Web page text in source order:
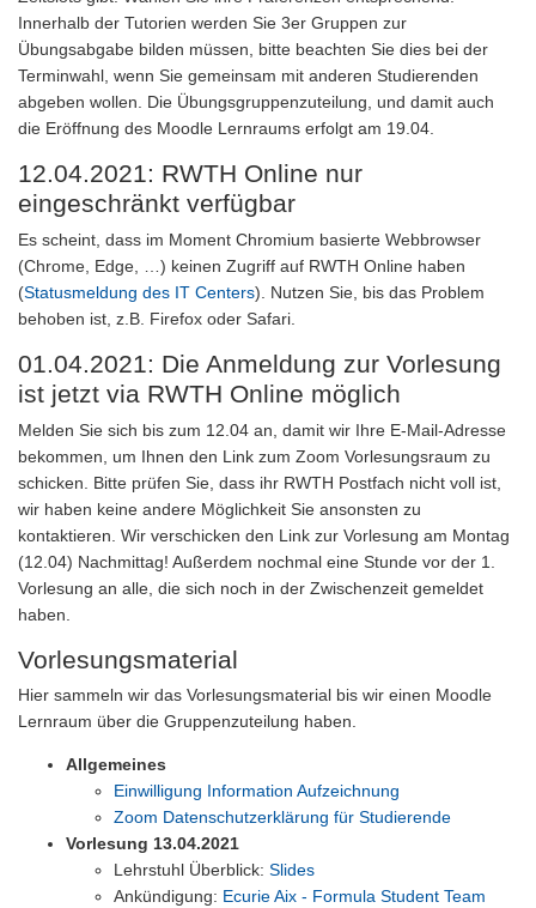
Innerhalb der Tutorien werden Sie 3er Gruppen zur
Übungsabgabe bilden müssen, bitte beachten Sie dies bei der
Terminwahl, wenn Sie gemeinsam mit anderen Studierenden
abgeben wollen. Die Übungsgruppenzuteilung, und damit auch
die Eröffnung des Moodle Lernraums erfolgt am 19.04.
12.04.2021: RWTH Online nur
eingeschränkt verfügbar
Es scheint, dass im Moment Chromium basierte Webbrowser
(Chrome, Edge, …) keinen Zugriff auf RWTH Online haben
(Statusmeldung des IT Centers). Nutzen Sie, bis das Problem
behoben ist, z.B. Firefox oder Safari.
01.04.2021: Die Anmeldung zur Vorlesung
ist jetzt via RWTH Online möglich
Melden Sie sich bis zum 12.04 an, damit wir Ihre E-Mail-Adresse
bekommen, um Ihnen den Link zum Zoom Vorlesungsraum zu
schicken. Bitte prüfen Sie, dass ihr RWTH Postfach nicht voll ist,
wir haben keine andere Möglichkeit Sie ansonsten zu
kontaktieren. Wir verschicken den Link zur Vorlesung am Montag
(12.04) Nachmittag! Außerdem nochmal eine Stunde vor der 1.
Vorlesung an alle, die sich noch in der Zwischenzeit gemeldet
haben.
Vorlesungsmaterial
Hier sammeln wir das Vorlesungsmaterial bis wir einen Moodle
Lernraum über die Gruppenzuteilung haben.
Allgemeines
Einwilligung Information Aufzeichnung
Zoom Datenschutzerklärung für Studierende
Vorlesung 13.04.2021
Lehrstuhl Überblick: Slides
Ankündigung: Ecurie Aix - Formula Student Team